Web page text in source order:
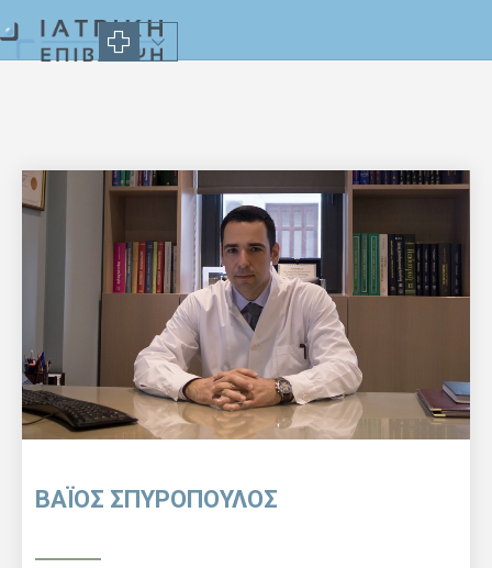
Επιστημονικό προσωπικό
ΒΑΪΟΣ ΣΠΥΡΟΠΟΥΛΟΣ